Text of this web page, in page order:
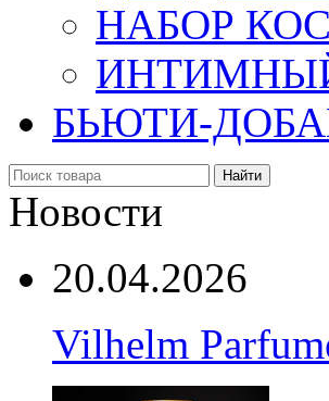
НАБОР
БЬЮТИ-
Найти
Новости
20.04.2026
Vilhelm